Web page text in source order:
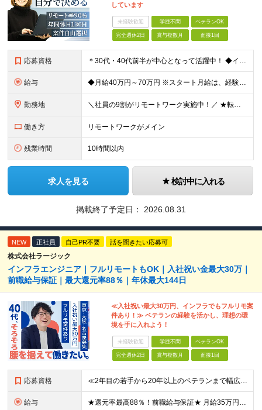
しています
未経験歓迎 学歴不問 ベテランOK
完全週休2日 賞与複数月 面接1回
応募資格 ＊30代・40代前半が中心となって活躍中！ ◆インフラ（サーバー・ネットワーク・クラウド等）の設計、構築、テストいずれかの実務経験3年以上 ◆学歴不問 ★求める人物像： ◎他責ではなく、自身のキャ
給与 ◆月給40万円～70万円 ※スタート月給は、経験・能力・前職の給与等を考慮の上で決定いたします。 ※上記金額には残業の有無に関わらず、 月30時間分の固定残業代（7万6,000円～13万3,000円
勤務地 ＼社員の9割がリモートワーク実施中！／ ★転勤ナシ！ ★UIターン歓迎！ 関東、関西、東海、九州・中国エリアの各プロジェクト先から希望を優先して決定。 ※リモート案件も多数あり！ ◆関東エリア
働き方 リモートワークがメイン
残業時間 10時間以内
求人を見る 検討中に入れる
掲載終了予定日： 2026.08.31
NEW 正社員 自己PR不要 話を聞きたい応募可
株式会社ラージック
インフラエンジニア｜フルリモートもOK｜入社祝い金最大30万｜
前職給与保証｜最大還元率88％｜年休最大144日
≪入社祝い最大30万円、インフラでもフルリモ案
件あり！≫ ベテランの経験を活かし、理想の環
境を手に入れよう！
未経験歓迎 学歴不問 ベテランOK
完全週休2日 賞与複数月 面接1回
応募資格 ≪2年目の若手から20年以上のベテランまで幅広く活躍！≫ ■インフラエンジニアとしての実務経験をお持ちの方 ┗サーバ・ネットワークいずれかのみでも可 ┗オンプレミスのみ経験者もOK ┗リーダー経験など
給与 ★還元率最高88％！前職給与保証★ 月給35万円～＋賞与年2回 ★還元率は案件単価の76～88％！ ★入社祝い金10～30万円！住宅・在宅・家族など手当充実！ ◎経験・スキルなどを考慮し、優遇し